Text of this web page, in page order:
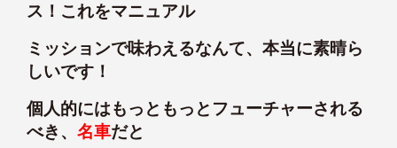
ス！これをマニュアル
ミッションで味わえるなんて、本当に素晴ら
しいです！
個人的にはもっともっとフューチャーされる
べき、 名車だと